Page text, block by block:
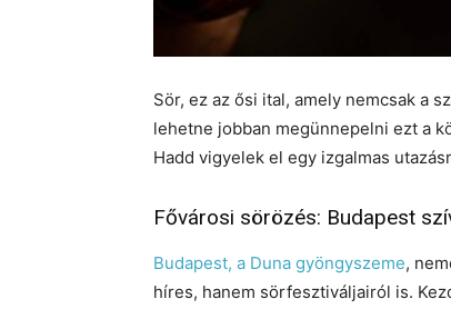
Sör, ez az ősi ital, amely nemcsak a
lehetne jobban megünnepelni ezt a
Hadd vigyelek el egy izgalmas
Fővárosi sörözés: Budapest
Budapest, a Duna gyöngyszeme,
híres, hanem sörfesztiváljairól is.